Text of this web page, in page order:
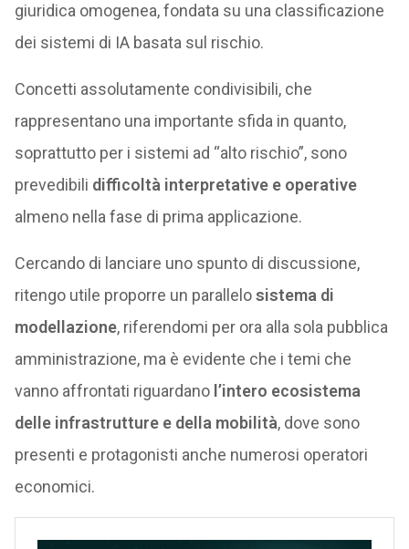
giuridica omogenea, fondata su una classificazione
dei sistemi di IA basata sul rischio.
Concetti assolutamente condivisibili, che
rappresentano una importante sfida in quanto,
soprattutto per i sistemi ad “alto rischio”, sono
prevedibili difficoltà interpretative e operative
almeno nella fase di prima applicazione.
Cercando di lanciare uno spunto di discussione,
ritengo utile proporre un parallelosistema di
modellazione, riferendomi per ora alla sola pubblica
amministrazione, ma è evidente che i temi che
vanno affrontati riguardanol’intero ecosistema
delle infrastrutture e della mobilità, dove sono
presenti e protagonisti anche numerosi operatori
economici.